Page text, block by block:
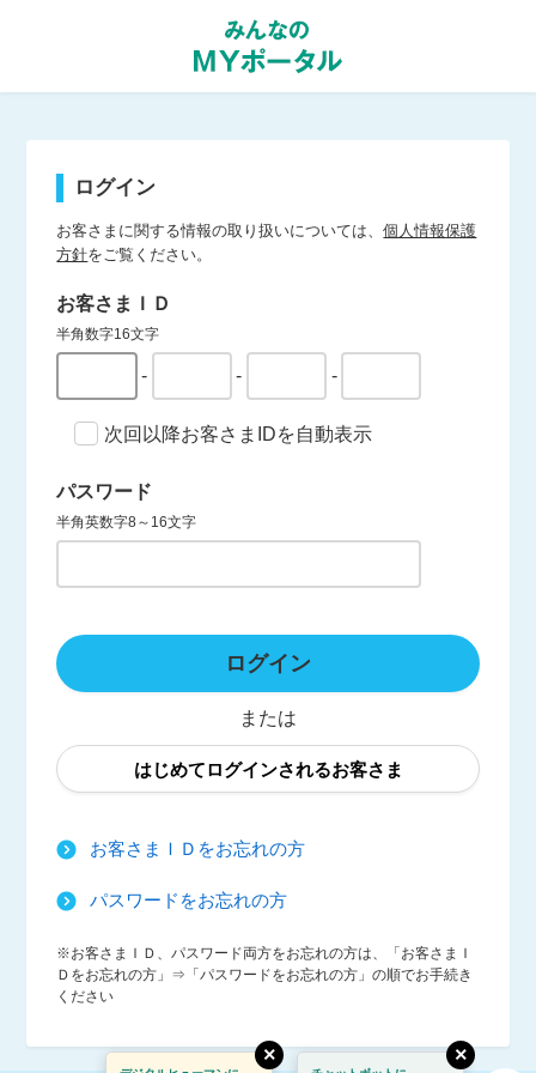
ログイン
お客さまに関する情報の取り扱いについては、個人情報保護
方針をご覧ください。
お客さまＩＤ
半角数字16文字
- - -
次回以降お客さまIDを自動表示
パスワード
半角英数字8～16文字
ログイン
または
はじめてログインされるお客さま
お客さまＩＤをお忘れの方
パスワードをお忘れの方
※お客さまＩＤ、パスワード両方をお忘れの方は、「お客さまＩ
Ｄをお忘れの方」⇒「パスワードをお忘れの方」の順でお手続き
ください
×
×